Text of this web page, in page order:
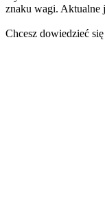
znaku wagi. Aktualne
Chcesz dowiedzieć